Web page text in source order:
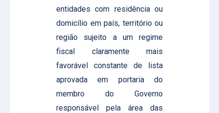
entidades com residência ou
domicílio em país, território ou
região sujeito a um regime
fiscal claramente mais
favorável constante de lista
aprovada em portaria do
membro do Governo
responsável pela área das